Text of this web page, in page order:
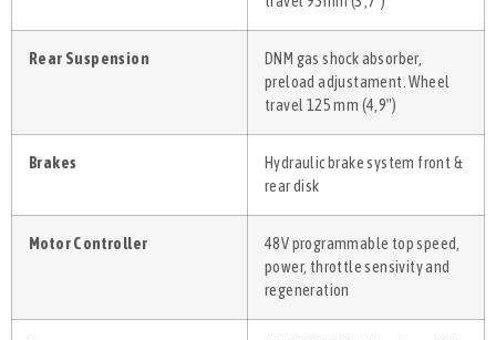
Rear Suspension
DNM gas shock absorber,
preload adjustament. Wheel
travel 125 mm (4,9″)
Brakes
Hydraulic brake system front &
rear disk
Motor Controller
48V programmable top speed,
power, throttle sensivity and
regeneration